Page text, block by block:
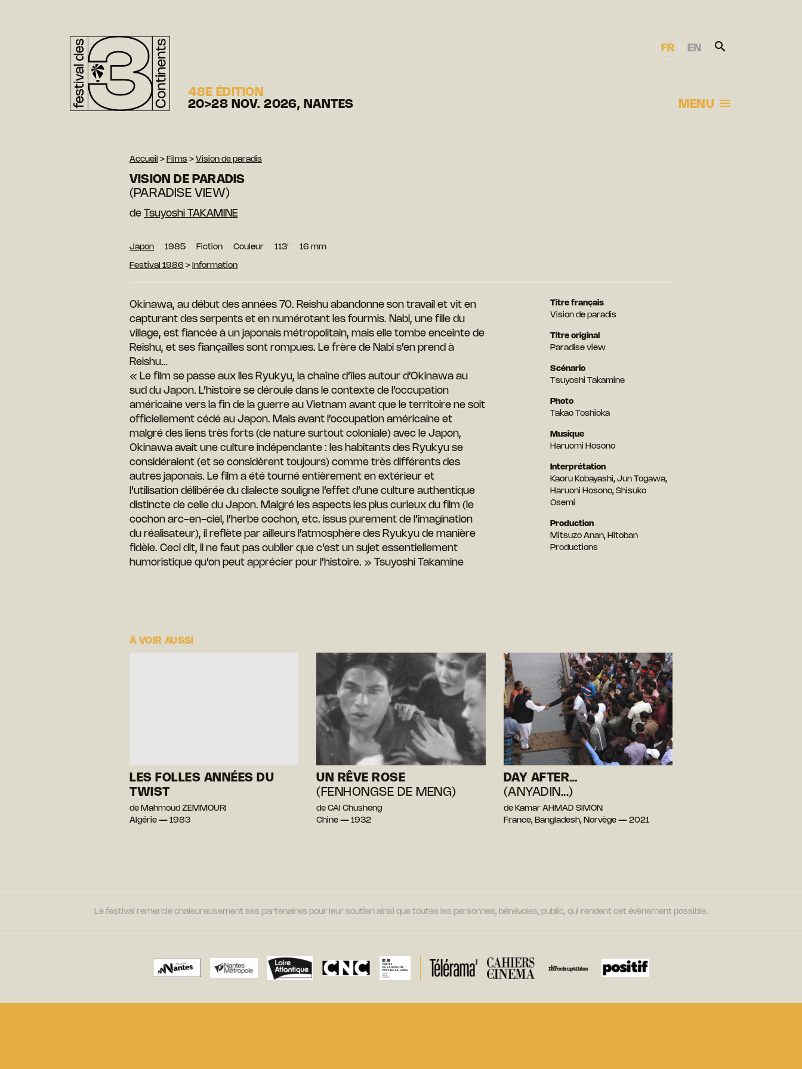
48E ÉDITION
20>28 NOV. 2026, NANTES
FR EN
MENU
Accueil > Films > Vision de paradis
VISION DE PARADIS
(PARADISE VIEW)
de Tsuyoshi TAKAMINE
Japon 1985 Fiction Couleur 113′ 16 mm
Festival 1986 > Information
Okinawa, au début des années 70. Reishu abandonne son travail et vit en
capturant des serpents et en numérotant les fourmis. Nabi, une fille du
village, est fiancée à un japonais métropolitain, mais elle tombe enceinte de
Reishu, et ses fiançailles sont rompues. Le frère de Nabi s’en prend à
Reishu…
« Le film se passe aux Iles Ryukyu, la chaîne d’îles autour d’Okinawa au
sud du Japon. L’histoire se déroule dans le contexte de l’occupation
américaine vers la fin de la guerre au Vietnam avant que le territoire ne soit
officiellement cédé au Japon. Mais avant l’occupation américaine et
malgré des liens très forts (de nature surtout coloniale) avec le Japon,
Okinawa avait une culture indépendante : les habitants des Ryukyu se
considéraient (et se considèrent toujours) comme très différents des
autres japonais. Le film a été tourné entièrement en extérieur et
l’utilisation délibérée du dialecte souligne l’effet d’une culture authentique
distincte de celle du Japon. Malgré les aspects les plus curieux du film (le
cochon arc-en-ciel, l’herbe cochon, etc. issus purement de l’imagination
du réalisateur), il reflète par ailleurs l’atmosphère des Ryukyu de manière
fidèle. Ceci dit, il ne faut pas oublier que c’est un sujet essentiellement
humoristique qu’on peut apprécier pour l’histoire. » Tsuyoshi Takamine
Titre français
Vision de paradis
Titre original
Paradise view
Scénario
Tsuyoshi Takamine
Photo
Takao Toshioka
Musique
Haruomi Hosono
Interprétation
Kaoru Kobayashi, Jun Togawa,
Haruoni Hosono, Shisuko
Osemi
Production
Mitsuzo Anan, Hitoban
Productions
À VOIR AUSSI
LES FOLLES ANNÉES DU
TWIST
de Mahmoud ZEMMOURI
Algérie — 1983
UN RÊVE ROSE
(FENHONGSE DE MENG)
de CAI Chusheng
Chine — 1932
DAY AFTER…
(ANYADIN...)
de Kamar AHMAD SIMON
France, Bangladesh, Norvège — 2021
Le festival remercie chaleureusement ses partenaires pour leur soutien ainsi que toutes les personnes, bénévoles, public, qui rendent cet évènement possible.